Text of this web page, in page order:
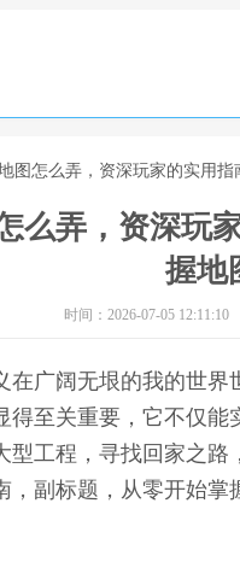
图怎么弄，资深玩家的实用
么弄，资深玩
握地
时间：2026-07-05 12:11:10
在广阔无垠的我的世
得至关重要，它不仅
型工程，寻找回家之
，副标题，从零开始掌